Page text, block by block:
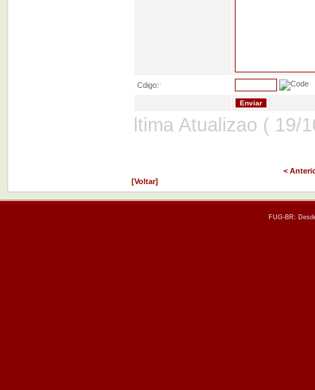
Cdigo:*
ltima Atualizao ( 19/
<
[Voltar]
FUG-BR: